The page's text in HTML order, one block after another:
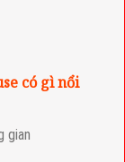
có gì nổi
gian